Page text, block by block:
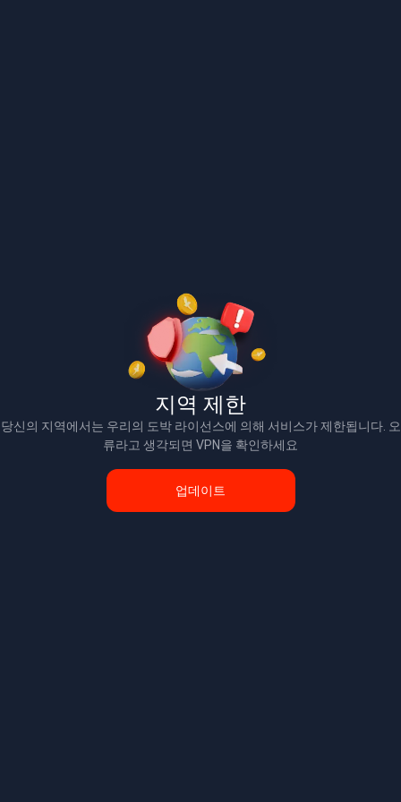
지역 제한
당신의 지역에서는 우리의 도박 라이선스에 의해 서비스가 제한됩니다. 오
류라고 생각되면 VPN을 확인하세요
업데이트